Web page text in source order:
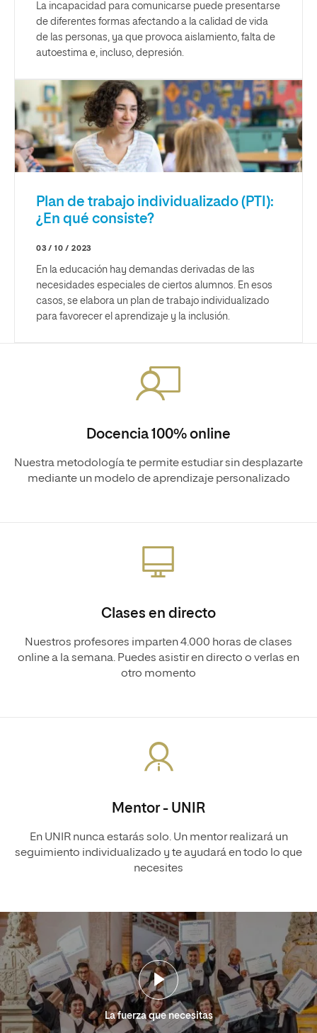
La incapacidad para comunicarse puede presentarse
de diferentes formas afectando a la calidad de vida
de las personas, ya que provoca aislamiento, falta de
autoestima e, incluso, depresión.
Plan de trabajo individualizado (PTI):
¿En qué consiste?
03 / 10 / 2023
En la educación hay demandas derivadas de las
necesidades especiales de ciertos alumnos. En esos
casos, se elabora un plan de trabajo individualizado
para favorecer el aprendizaje y la inclusión.
Docencia 100% online
Nuestra metodología te permite estudiar sin desplazarte
mediante un modelo de aprendizaje personalizado
Clases en directo
Nuestros profesores imparten 4.000 horas de clases
online a la semana. Puedes asistir en directo o verlas en
otro momento
Mentor - UNIR
En UNIR nunca estarás solo. Un mentor realizará un
seguimiento individualizado y te ayudará en todo lo que
necesites
La fuerza que necesitas